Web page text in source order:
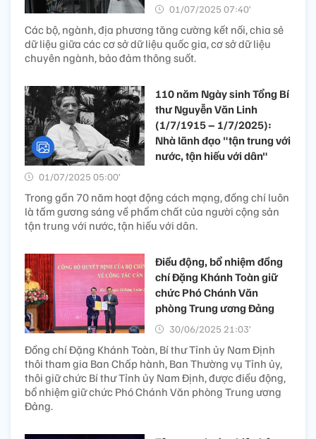
01/07/2025 07:40’
Các bộ, ngành, địa phương tăng cường kết nối, chia sẻ
dữ liệu giữa các cơ sở dữ liệu quốc gia, cơ sở dữ liệu
chuyên ngành, bảo đảm thông suốt.
110 năm Ngày sinh Tổng Bí
thư Nguyễn Văn Linh
(1/7/1915 – 1/7/2025):
Nhà lãnh đạo "tận trung với
nước, tận hiếu với dân"
01/07/2025 05:00’
Trong gần 70 năm hoạt động cách mạng, đồng chí luôn
là tấm gương sáng về phẩm chất của người cộng sản
tận trung với nước, tận hiếu với dân.
Điều động, bổ nhiệm đồng
chí Đặng Khánh Toàn giữ
chức Phó Chánh Văn
phòng Trung ương Đảng
30/06/2025 21:03’
Đồng chí Đặng Khánh Toàn, Bí thư Tỉnh ủy Nam Định
thôi tham gia Ban Chấp hành, Ban Thường vụ Tỉnh ủy,
thôi giữ chức Bí thư Tỉnh ủy Nam Định, được điều động,
bổ nhiệm giữ chức Phó Chánh Văn phòng Trung ương
Đảng.